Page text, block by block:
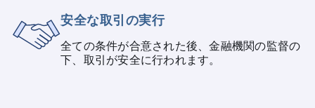
安全な取引の実行
全ての条件が合意された後、金融機関の監督の
下、取引が安全に行われます。